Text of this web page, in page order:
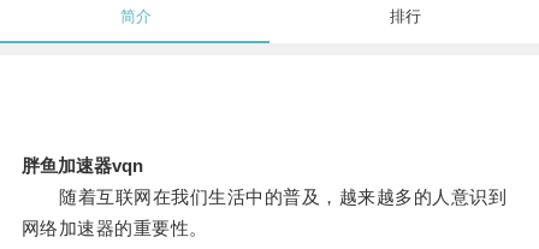
简介 排行
胖鱼加速器vqn
随着互联网在我们生活中的普及，越来越多的人意识到
网络加速器的重要性。